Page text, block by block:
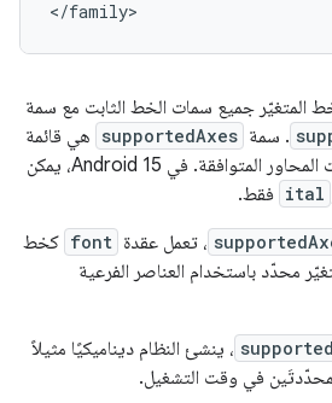
المتغيّر جميع سمات الخط الثابت مع سمة
. سمة supportedAxes هي قائمة
قيم مفصولة بفاصلة لعلامات المحاور المتوافقة. في Android 15، يمكن
ital فقط.
، تعمل عقدة font كخط
محدّد باستخدام العناصر الفرعية
، ينشئ النظام ديناميكيًا مثيلاً
في وقت التشغيل.